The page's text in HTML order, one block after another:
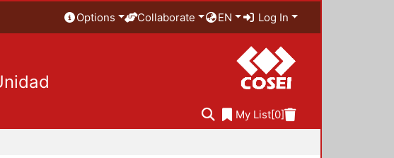
Options Collaborate EN Log In
My List[0]